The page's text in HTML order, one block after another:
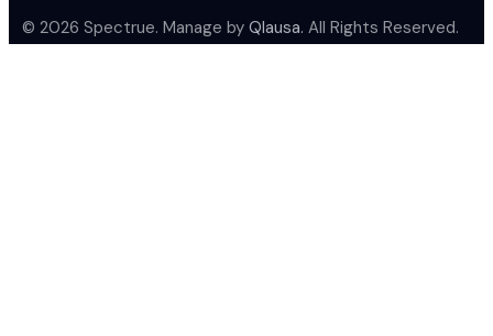
© 2026 Spectrue. Manage by Qlausa. All Rights Reserved.